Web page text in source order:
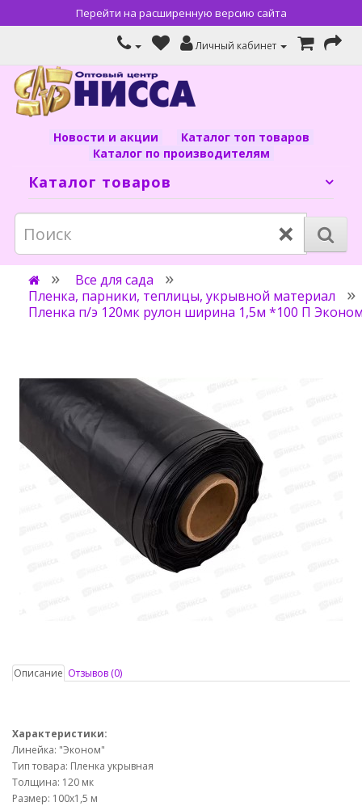
Перейти на расширенную версию сайта
Личный кабинет
Новости и акции
Каталог топ товаров
Каталог по производителям
Каталог товаров
×
Все для сада
Пленка, парники, теплицы, укрывной материал
Пленка п/э 120мк рулон ширина 1,5м *100 П
Описание Отзывов (0)
Характеристики:
Линейка: "Эконом"
Тип товара: Пленка укрывная
Толщина: 120 мк
Размер: 100х1,5 м